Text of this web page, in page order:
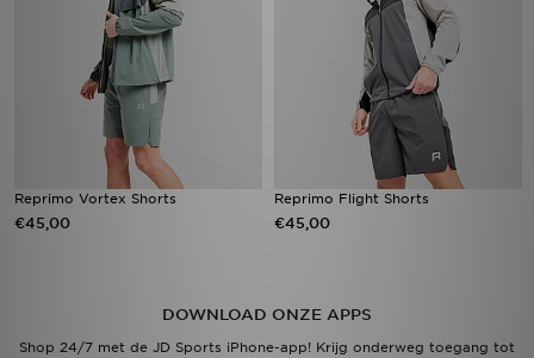
Reprimo Vortex Shorts
€45,00
Reprimo Flight Shorts
€45,00
DOWNLOAD ONZE APPS
Shop 24/7 met de JD Sports iPhone-app! Krijg onderweg toegang tot